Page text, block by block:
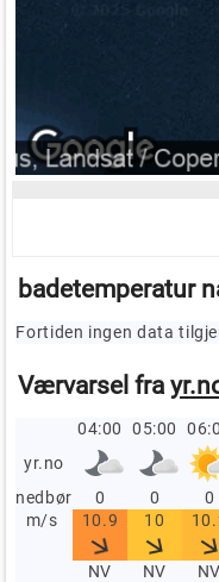
badetemperatur
Fortiden ingen data
Værvarsel fra
04:00 05:00
yr.no
nedbør
0 0 0
m/s
10.9 10
NV
NV
NV